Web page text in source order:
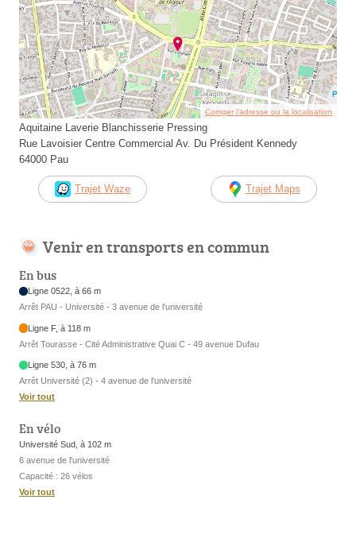
Corriger l’adresse ou la localisation
Aquitaine Laverie Blanchisserie Pressing
Rue Lavoisier Centre Commercial Av. Du Président Kennedy
64000 Pau
Trajet Waze Trajet Maps
Venir en transports en commun
En bus
Ligne 0522, à 66 m
Arrêt PAU - Université - 3 avenue de l'université
Ligne F, à 118 m
Arrêt Tourasse - Cité Administrative Quai C - 49 avenue Dufau
Ligne 530, à 76 m
Arrêt Université (2) - 4 avenue de l'université
Voir tout
En vélo
Université Sud, à 102 m
6 avenue de l'université
Capacité : 26 vélos
Voir tout